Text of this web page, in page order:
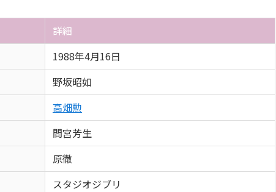
詳細
1988年4月16日
野坂昭如
高畑勲
間宮芳生
原徹
スタジオジブリ